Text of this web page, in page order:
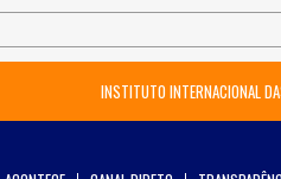
INSTITUTO INTERNACIONAL